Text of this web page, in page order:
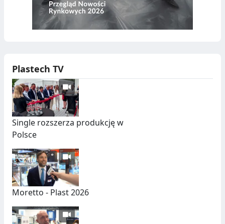
Plastech TV
Single rozszerza produkcję w
Polsce
Moretto - Plast 2026